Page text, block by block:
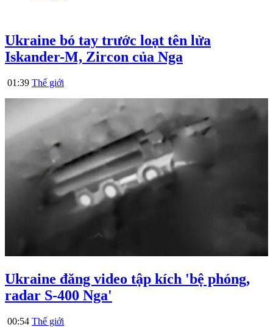
Ukraine bó tay trước loạt tên lửa
Iskander-M, Zircon của Nga
01:39 Thế giới
Ukraine đăng video tập kích 'bệ phóng,
radar S-400 Nga'
00:54 Thế giới